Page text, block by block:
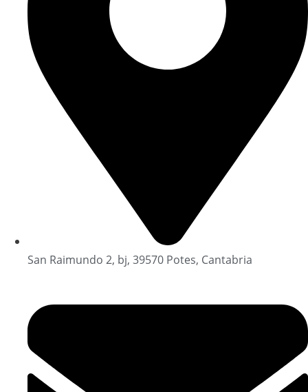
San Raimundo 2, bj, 39570 Potes, Cantabria